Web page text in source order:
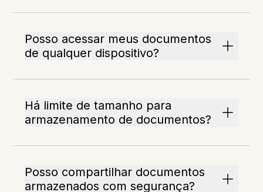
Posso acessar meus documentos
de qualquer dispositivo?
Há limite de tamanho para
armazenamento de documentos?
Posso compartilhar documentos
armazenados com segurança?